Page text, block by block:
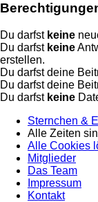
Du darfst keine
Du darfst keine
erstellen.
Du darfst deine
Du darfst deine
Du darfst keine
Sternchen &
Alle Zeiten
Alle Cookies
Mitglieder
Das Team
Impressum
Kontakt